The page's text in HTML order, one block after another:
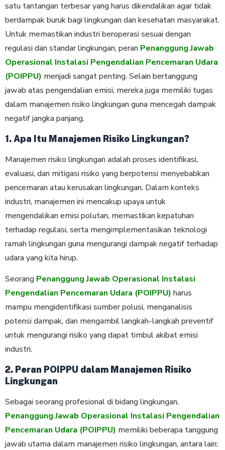
satu tantangan terbesar yang harus dikendalikan agar tidak
berdampak buruk bagi lingkungan dan kesehatan masyarakat.
Untuk memastikan industri beroperasi sesuai dengan
regulasi dan standar lingkungan, peran Penanggung Jawab
Operasional Instalasi Pengendalian Pencemaran Udara
(POIPPU) menjadi sangat penting. Selain bertanggung
jawab atas pengendalian emisi, mereka juga memiliki tugas
dalam manajemen risiko lingkungan guna mencegah dampak
negatif jangka panjang.
1. Apa Itu Manajemen Risiko Lingkungan?
Manajemen risiko lingkungan adalah proses identifikasi,
evaluasi, dan mitigasi risiko yang berpotensi menyebabkan
pencemaran atau kerusakan lingkungan. Dalam konteks
industri, manajemen ini mencakup upaya untuk
mengendalikan emisi polutan, memastikan kepatuhan
terhadap regulasi, serta mengimplementasikan teknologi
ramah lingkungan guna mengurangi dampak negatif terhadap
udara yang kita hirup.
Seorang Penanggung Jawab Operasional Instalasi
Pengendalian Pencemaran Udara (POIPPU) harus
mampu mengidentifikasi sumber polusi, menganalisis
potensi dampak, dan mengambil langkah-langkah preventif
untuk mengurangi risiko yang dapat timbul akibat emisi
industri.
2. Peran POIPPU dalam Manajemen Risiko
Lingkungan
Sebagai seorang profesional di bidang lingkungan,
Penanggung Jawab Operasional Instalasi Pengendalian
Pencemaran Udara (POIPPU) memiliki beberapa tanggung
jawab utama dalam manajemen risiko lingkungan, antara lain: